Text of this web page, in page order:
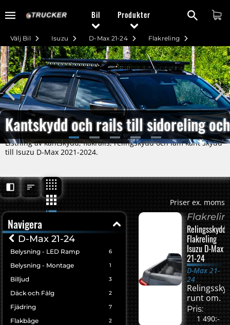
Bil Produkter
Flakreling
D-Max 21-24
Isuzu
Välj Bil
Kantskydd och rails till sidoreling
Listning av kantskydd, flakrails, relingskydd och läm kant skydd
till Isuzu D-Max 2021-2024.
Priser ex. moms
Navigera
D-Max 21-24
Belysning - LED Ramp 6
Belysning - Montage 1
Billjud 3
Däck och Fälg 2
Fjädring 7
Flakbåge 2
Relingsskydd
Flakreling
Isuzu D-Max
21-24
D-Max 21-
24
runt om.
Pris:
1 490:-